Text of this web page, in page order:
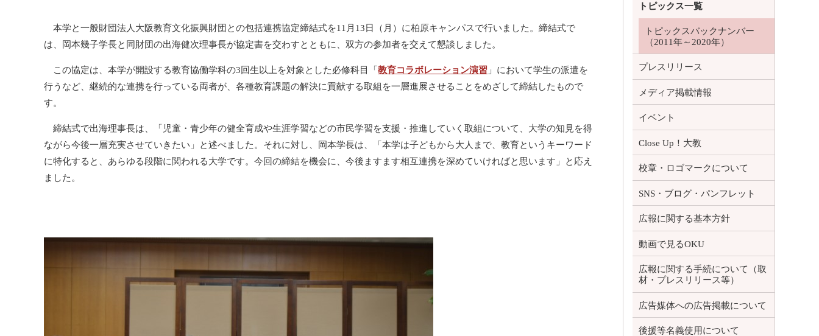
本学と一般財団法人大阪教育文化振興財団との包括連携協定締結式を11月13日（月）に柏原キャンパスで行いました。締結式で
は、岡本幾子学長と同財団の出海健次理事長が協定書を交わすとともに、双方の参加者を交えて懇談しました。
この協定は、本学が開設する教育協働学科の3回生以上を対象とした必修科目「教育コラボレーション演習 」において学生の派遣を
行うなど、継続的な連携を行っている両者が、各種教育課題の解決に貢献する取組を一層進展させることをめざして締結したもので
す。
締結式で出海理事長は、「児童・青少年の健全育成や生涯学習などの市民学習を支援・推進していく取組について、大学の知見を得
ながら今後一層充実させていきたい」と述べました。それに対し、岡本学長は、「本学は子どもから大人まで、教育というキーワード
に特化すると、あらゆる段階に関われる大学です。今回の締結を機会に、今後ますます相互連携を深めていければと思います」と応え
ました。
トピックス一覧
トピックスバックナンバー
（2011年～2020年）
プレスリリース
メディア掲載情報
イベント
Close Up！大教
校章・ロゴマークについて
SNS・ブログ・パンフレット
広報に関する基本方針
動画で見るOKU
広報に関する手続について（取
材・プレスリリース等）
広告媒体への広告掲載について
後援等名義使用について